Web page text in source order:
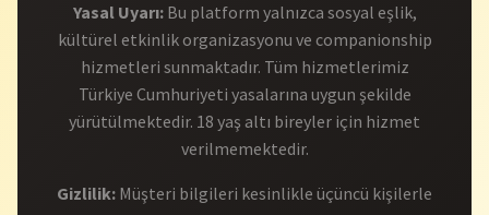
Yasal Uyarı:Bu platform yalnızca sosyal eşlik,
kültürel etkinlik organizasyonu ve companionship
hizmetleri sunmaktadır. Tüm hizmetlerimiz
Türkiye Cumhuriyeti yasalarına uygun şekilde
yürütülmektedir. 18 yaş altı bireyler için hizmet
verilmemektedir.
Gizlilik: Müşteri bilgileri kesinlikle üçüncü kişilerle